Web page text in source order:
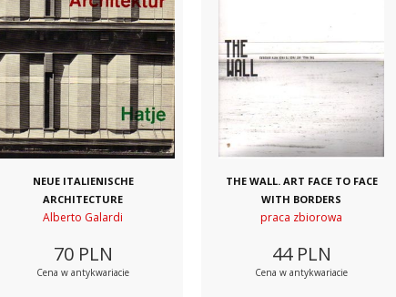
NEUE ITALIENISCHE
ARCHITECTURE
Alberto Galardi
70 PLN
Cena w antykwariacie
THE WALL. ART FACE TO FACE
WITH BORDERS
praca zbiorowa
44 PLN
Cena w antykwariacie